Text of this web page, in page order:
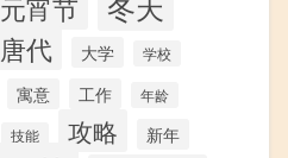
唐代 大学 学校
寓意 工作 年龄
技能 攻略 新年